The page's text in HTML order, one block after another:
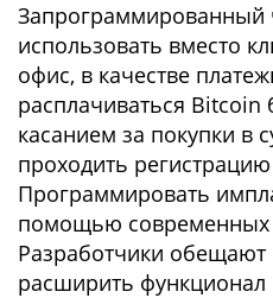
использовать вместо
офис, в качестве
расплачиваться Bitcoin
касанием за покупки в
проходить
Программировать
помощью современных
Разработчики обещают
расширить функционал